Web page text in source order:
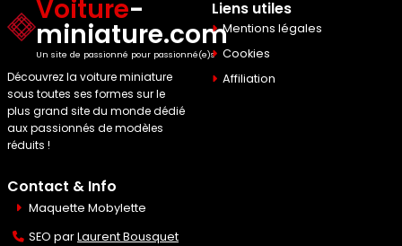
Voiture-
miniature.com
Un site de passionné pour passionné(e)s
Découvrez la voiture miniature
sous toutes ses formes sur le
plus grand site du monde dédié
aux passionnés de modèles
réduits !
Liens utiles
Mentions légales
Cookies
Affiliation
Contact & Info
Maquette Mobylette
SEO parLaurent Bousquet